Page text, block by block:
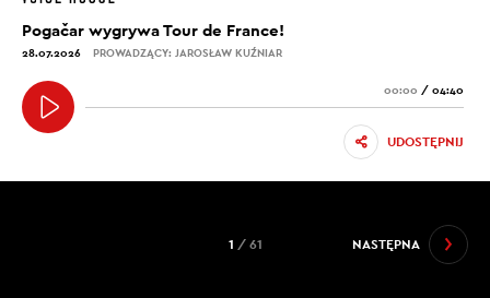
Pogačar wygrywa Tour de France!
28.07.2026 PROWADZĄCY: JAROSŁAW KUŹNIAR
00:00 / 04:40
UDOSTĘPNIJ
NASTĘPNA
1 / 61